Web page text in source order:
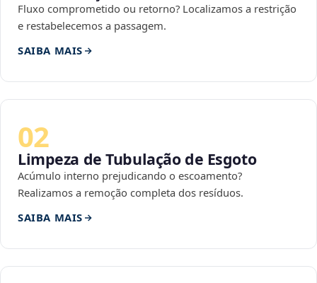
Fluxo comprometido ou retorno? Localizamos a restrição
e restabelecemos a passagem.
SAIBA MAIS
02
Limpeza de Tubulação de Esgoto
Acúmulo interno prejudicando o escoamento?
Realizamos a remoção completa dos resíduos.
SAIBA MAIS